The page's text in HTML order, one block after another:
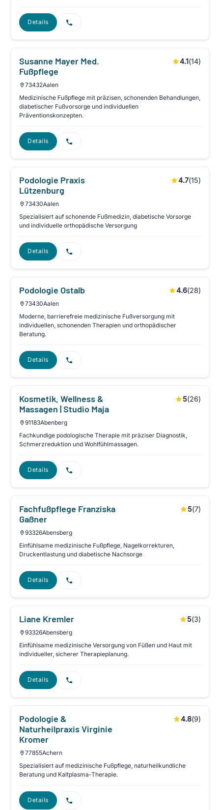
Details
Susanne Mayer Med.
Fußpflege
4.1(14)
73432Aalen
Medizinische Fußpflege mit präzisen, schonenden Behandlungen,
diabetischer Fußvorsorge und individuellen
Präventionskonzepten.
Details
Podologie Praxis
Lützenburg
4.7(15)
73430Aalen
Spezialisiert auf schonende Fußmedizin, diabetische Vorsorge
und individuelle orthopädische Versorgung
Details
Podologie Ostalb 4.6(28)
73430Aalen
Moderne, barrierefreie medizinische Fußversorgung mit
individuellen, schonenden Therapien und orthopädischer
Beratung.
Details
Kosmetik, Wellness &
Massagen | Studio Maja
5(26)
91183Abenberg
Fachkundige podologische Therapie mit präziser Diagnostik,
Schmerzreduktion und Wohlfühlmassagen.
Details
Fachfußpflege Franziska
Gaßner
5(7)
93326Abensberg
Einfühlsame medizinische Fußpflege, Nagelkorrekturen,
Druckentlastung und diabetische Nachsorge
Details
Liane Kremler 5(3)
93326Abensberg
Einfühlsame medizinische Versorgung von Füßen und Haut mit
individueller, sicherer Therapieplanung.
Details
Podologie &
Naturheilpraxis Virginie
Kromer
4.8(9)
77855Achern
Spezialisiert auf medizinische Fußpflege, naturheilkundliche
Beratung und Kaltplasma-Therapie.
Details